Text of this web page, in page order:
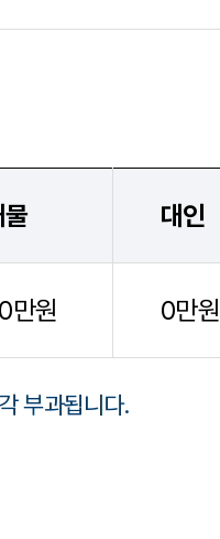
물 대인
만원 0만원
부과됩니다.